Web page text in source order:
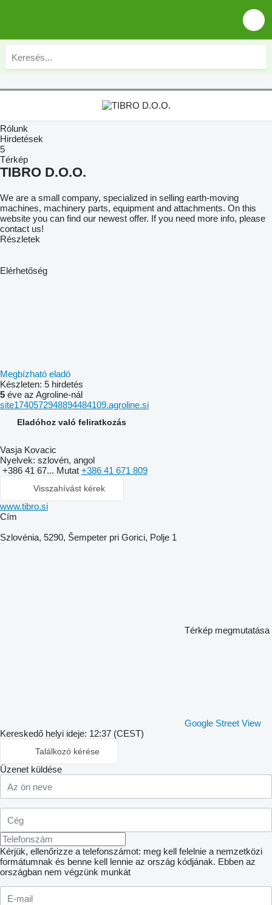
Rólunk
Hirdetések
5
Térkép
TIBRO D.O.O.
We are a small company, specialized in selling earth-moving
machines, machinery parts, equipment and attachments. On this
website you can find our newest offer. If you need more info, please
contact us!
Részletek
Elérhetőség
Megbízható eladó
Készleten: 5 hirdetés
5 éve az Agroline-nál
site1740572948894484109.agroline.si
Eladóhoz való feliratkozás
Vasja Kovacic
Nyelvek: szlovén, angol
+386 41 67... Mutat +386 41 671 809
Visszahívást kérek
www.tibro.si
Сím
Szlovénia, 5290, Šempeter pri Gorici, Polje 1
Térkép megmutatása
Google Street View
Kereskedő helyi ideje: 12:37 (CEST)
Találkozó kérése
Üzenet küldése
Kérjük, ellenőrizze a telefonszámot: meg kell felelnie a nemzetközi
formátumnak és benne kell lennie az ország kódjának. Ebben az
országban nem végzünk munkát